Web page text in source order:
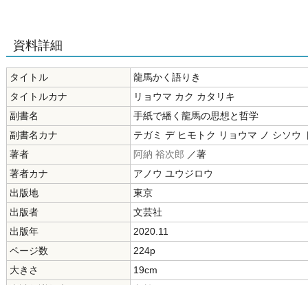
資料詳細
タイトル
龍馬かく語りき
タイトルカナ
リョウマ カク カタリキ
副書名
手紙で繙く龍馬の思想と哲学
副書名カナ
テガミ デ ヒモトク リョウマ ノ シソウ
著者
阿納 裕次郎 ／著
著者カナ
アノウ ユウジロウ
出版地
東京
出版者
文芸社
出版年
2020.11
ページ数
224p
大きさ
19cm